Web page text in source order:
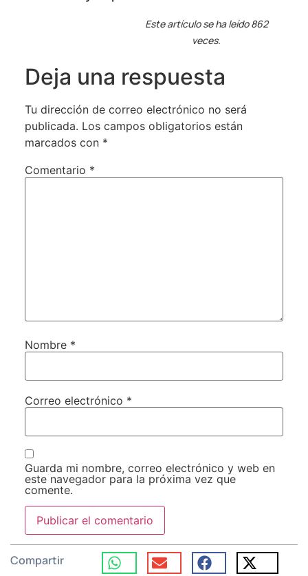
Este artículo se ha leído 862
veces.
Deja una respuesta
Tu dirección de correo electrónico no será
publicada. Los campos obligatorios están
marcados con *
Comentario *
Nombre *
Correo electrónico *
Guarda mi nombre, correo electrónico y web en
este navegador para la próxima vez que
comente.
Compartir